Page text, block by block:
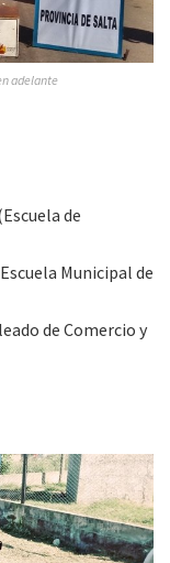
adelante
de
Municipal de
de Comercio y